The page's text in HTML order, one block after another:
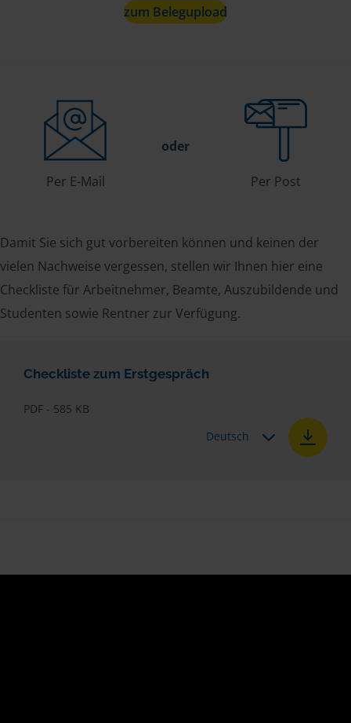
zum Belegupload
Per E-Mail
oder
Per Post
Damit Sie sich gut vorbereiten können und keinen der
vielen Nachweise vergessen, stellen wir Ihnen hier eine
Checkliste für Arbeitnehmer, Beamte, Auszubildende und
Studenten sowie Rentner zur Verfügung.
Checkliste zum Erstgespräch
PDF - 585 KB
Deutsch